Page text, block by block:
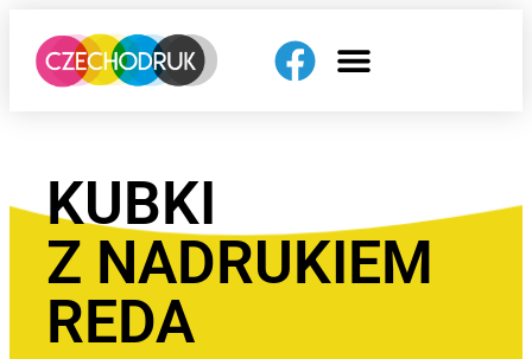
KUBKI
Z NADRUKIEM
REDA